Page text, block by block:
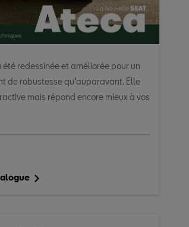
a été redessinée et améliorée pour un
de robustesse qu’auparavant. Elle
mais répond encore mieux à vos